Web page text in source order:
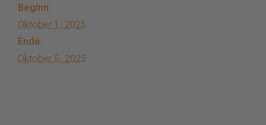
Beginn:
Oktober 1, 2025
Ende:
Oktober 5, 2025